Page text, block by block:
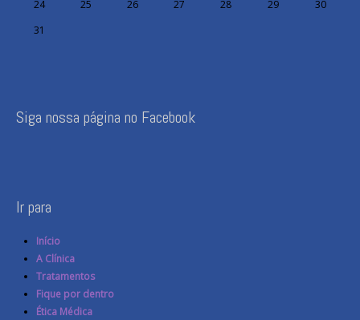
24
25 26 27 28 29
30
31
Siga nossa página no Facebook
Ir para
Início
A Clínica
Tratamentos
Fique por dentro
Ética Médica